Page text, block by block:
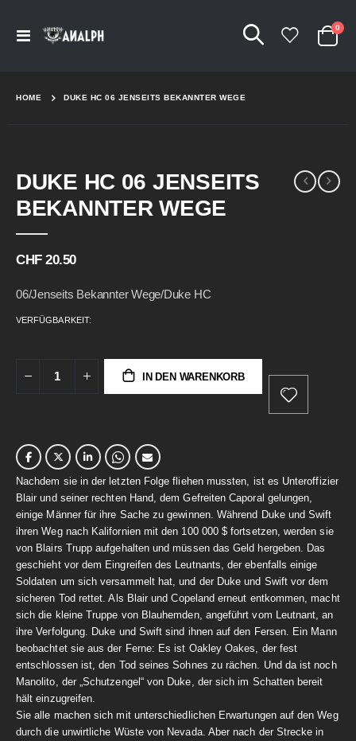
Navigation
Cart
0
HOME DUKE HC 06 JENSEITS BEKANNTER WEGE
DUKE HC 06 JENSEITS
BEKANNTER WEGE
CHF 20.50
06/Jenseits Bekannter Wege/Duke HC
VERFÜGBARKEIT:
IN DEN WARENKORB
Nachdem sie in der letzten Folge fliehen mussten, ist es Unteroffizier
Blair und seiner rechten Hand, dem Gefreiten Caporal gelungen,
einige Männer für ihre Sache zu gewinnen. Während Duke und Swift
ihren Weg nach Kalifornien mit den 100 000 $ fortsetzen, werden sie
von Blairs Trupp aufgehalten und müssen das Geld hergeben. Das
geschieht vor dem Eingreifen des Leutnants, der ebenfalls einige
Soldaten um sich versammelt hat, und der Duke und Swift vor dem
sicheren Tod rettet. Als Blair und Copeland erneut entkommen, macht
sich die kleine Truppe von Blauhemden, angeführt vom Leutnant, an
ihre Verfolgung. Duke und Swift sind ihnen auf den Fersen. Ein Mann
beobachtet sie aus der Ferne: Es ist Oakley Oakes, der fest
entschlossen ist, den Tod seines Sohnes zu rächen. Und da ist noch
Manolito, der „Schutzengel“ von Duke, der sich im Schatten bereit
hält einzugreifen.
Sie alle machen sich mit unterschiedlichen Erwartungen auf den Weg
durch die unwirtliche Wüste von Nevada. Aber nach der Strecke in
to
the
end
images
to
the
beginning
images